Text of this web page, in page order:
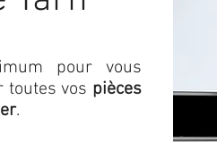
pour vous
toutes vos pièces
.